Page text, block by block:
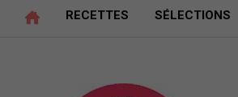
RECETTES SÉLECTIONS